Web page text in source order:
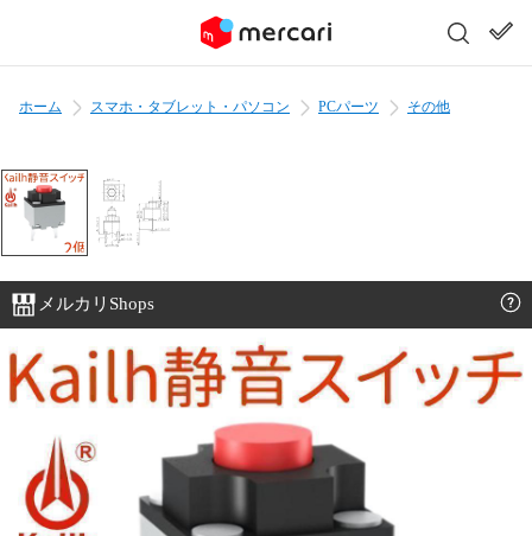
ホーム スマホ・タブレット・パソコン PCパーツ その他
メルカリShops